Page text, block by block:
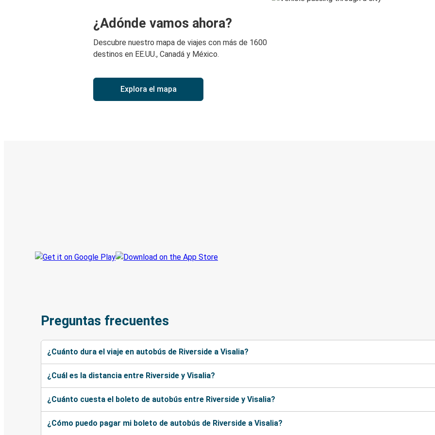
¿Adónde vamos ahora?
Descubre nuestro mapa de viajes con más de 1600
destinos en EE.UU., Canadá y México.
Explora el mapa
Preguntas frecuentes
¿Cuánto dura el viaje en autobús de Riverside a Visalia?
¿Cuál es la distancia entre Riverside y Visalia?
¿Cuánto cuesta el boleto de autobús entre Riverside y Visalia?
¿Cómo puedo pagar mi boleto de autobús de Riverside a Visalia?